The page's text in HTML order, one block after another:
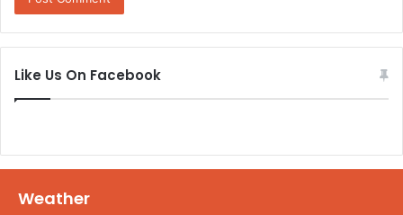
Like Us On Facebook
Weather